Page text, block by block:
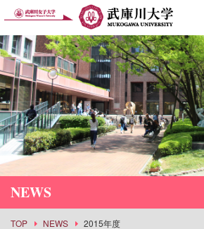
NEWS
TOP NEWS 2015年度